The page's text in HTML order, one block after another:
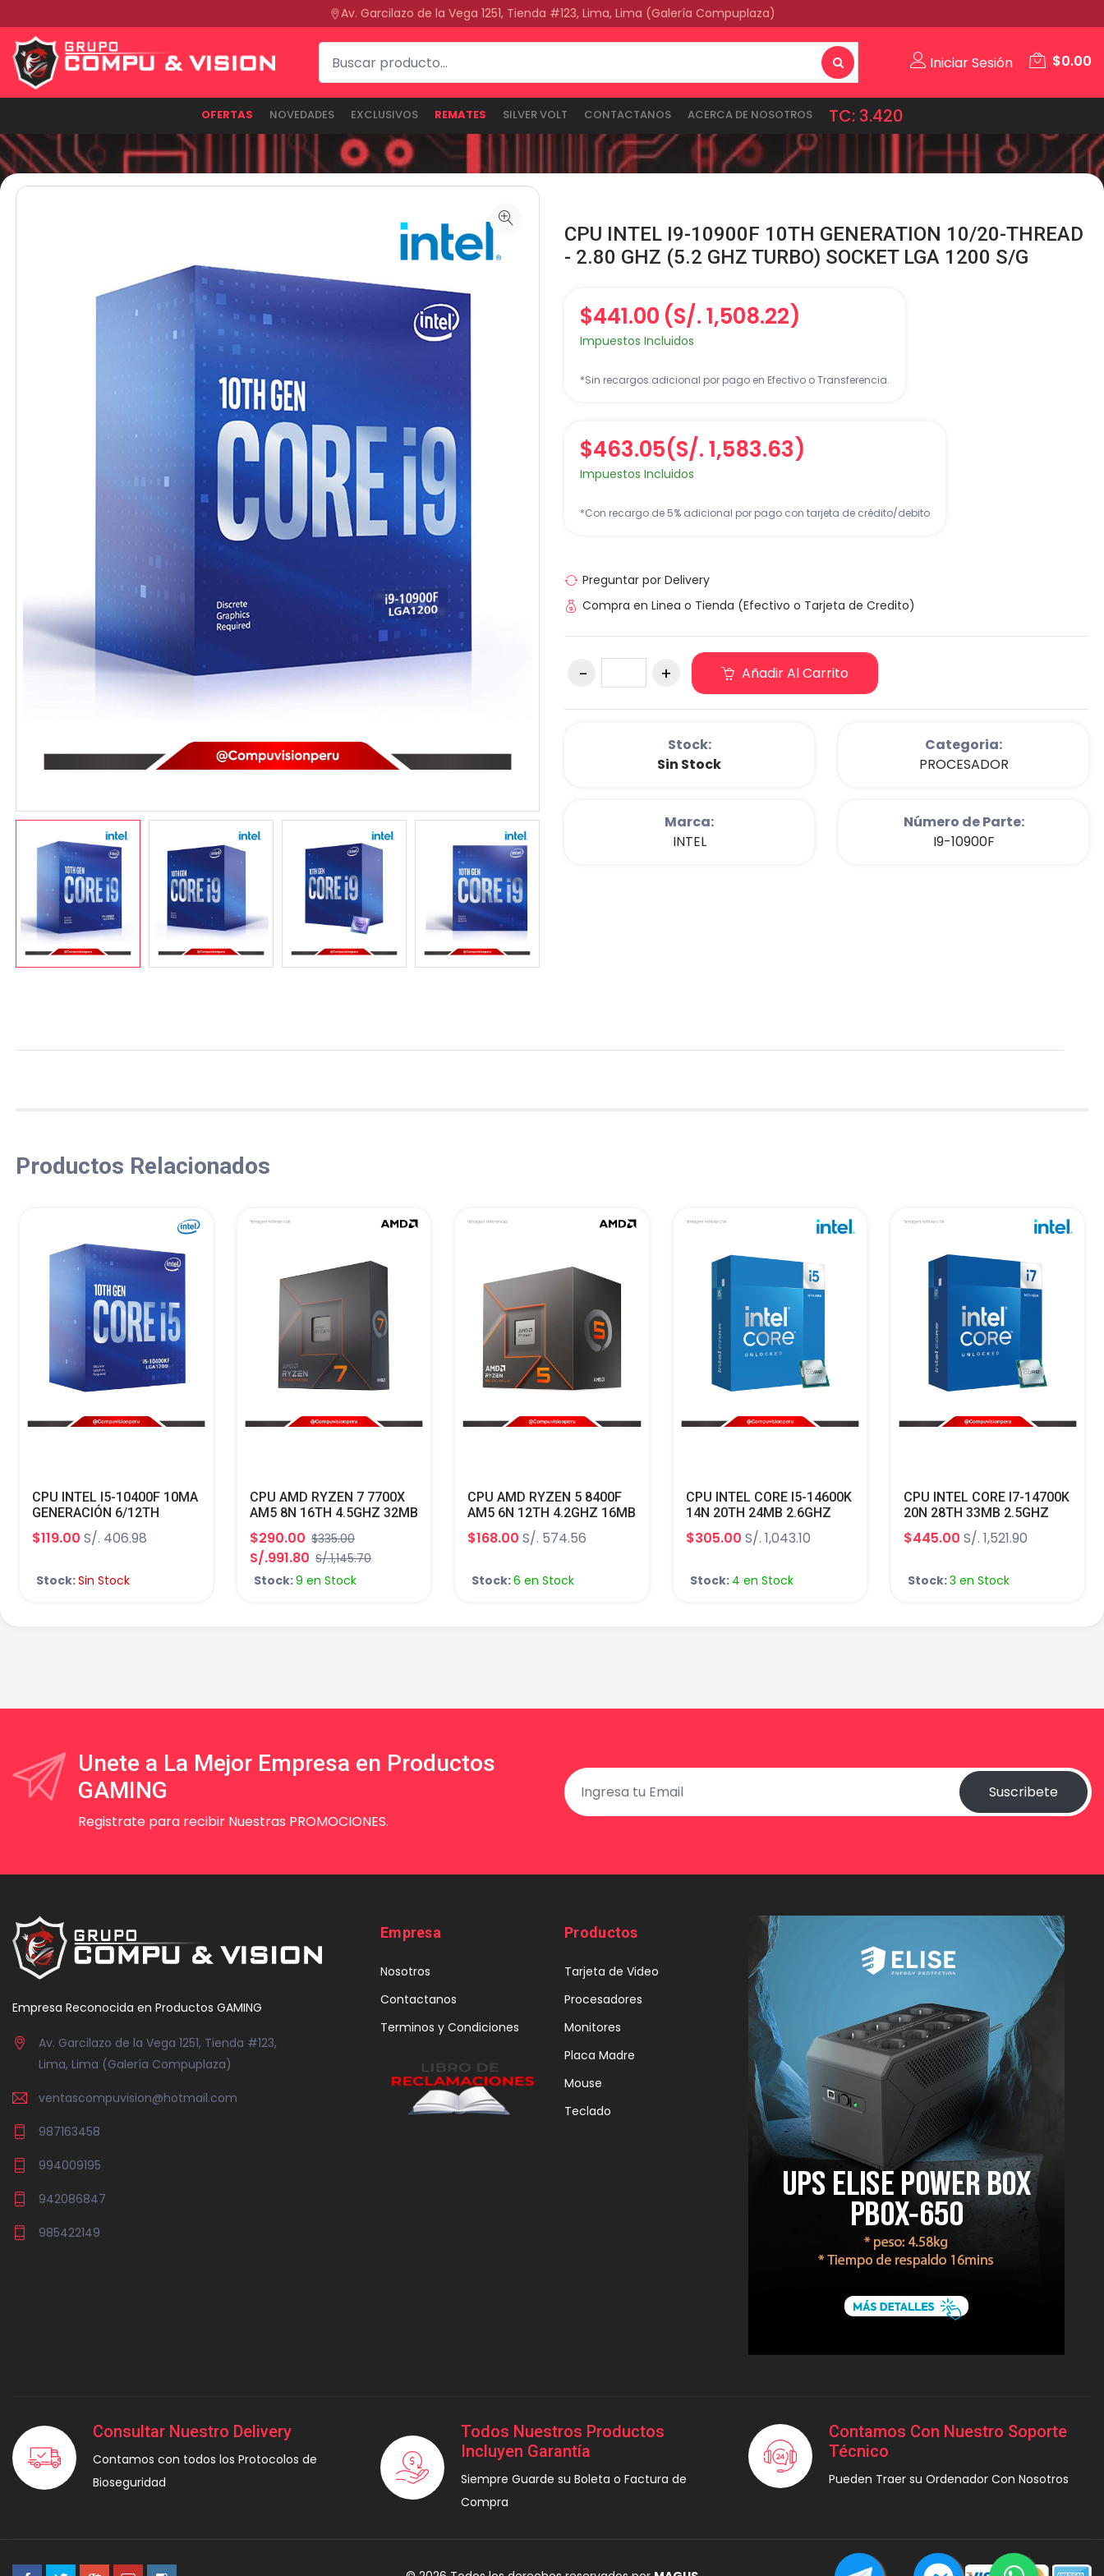
Av. Garcilazo de la Vega 1251, Tienda #123, Lima, Lima (Galería Compuplaza)
Iniciar Sesión $0.00
OFERTAS NOVEDADES EXCLUSIVOS REMATES SILVER VOLT CONTACTANOS ACERCA DE NOSOTROS TC: 3.420
CPU INTEL I9-10900F 10TH GENERATION 10/20-THREAD
- 2.80 GHZ (5.2 GHZ TURBO) SOCKET LGA 1200 S/G
$441.00 (S/. 1,508.22)
Impuestos Incluidos
*Sin recargos adicional por pago en Efectivo o Transferencia.
$463.05(S/. 1,583.63)
Impuestos Incluidos
*Con recargo de 5% adicional por pago con tarjeta de crédito/debito
Preguntar por Delivery
Compra en Linea o Tienda (Efectivo o Tarjeta de Credito)
Añadir Al Carrito
Stock:
Sin Stock
Categoria:
PROCESADOR
Marca:
INTEL
Número de Parte:
I9-10900F
Productos Relacionados
CPU INTEL I5-10400F 10MA
GENERACIÓN 6/12TH
2.90GHZ TURBO CORE
4.30GHZ 65W S/G LGA 1200
$119.00 S/. 406.98
Stock:Sin Stock
CPU AMD RYZEN 7 7700X
AM5 8N 16TH 4.5GHZ 32MB
AMD RADEON GRAPHICS
TURBO CORE 5.4GHZ
S/COOLER
$290.00 $335.00
S/.991.80 S/.1,145.70
Stock:9 en Stock
CPU AMD RYZEN 5 8400F
AM5 6N 12TH 4.2GHZ 16MB
TURBO CORE 4.7GHZ S/G
TDP 65W
$168.00 S/. 574.56
Stock:6 en Stock
CPU INTEL CORE I5-14600K
14N 20TH 24MB 2.6GHZ
LGA 1700 C/INTEL UHD
GRAPHICS 770 TURBO
(14th Gen)
$305.00 S/. 1,043.10
Stock: 4 en Stock
CPU INTEL CORE I7-14700K
20N 28TH 33MB 2.5GHZ
LGA 1700 C/INTEL UHD
GRAPHICS 770 TURBO
(14th Gen)
$445.00 S/. 1,521.90
Stock:3 en Stock
Unete a La Mejor Empresa en Productos
GAMING
Registrate para recibir Nuestras PROMOCIONES.
Suscribete
Empresa Reconocida en Productos GAMING
Av. Garcilazo de la Vega 1251, Tienda #123,
Lima, Lima (Galería Compuplaza)
ventascompuvision@hotmail.com
987163458
994009195
942086847
985422149
Empresa
Nosotros
Contactanos
Terminos y Condiciones
Productos
Tarjeta de Video
Procesadores
Monitores
Placa Madre
Mouse
Teclado
Consultar Nuestro Delivery
Contamos con todos los Protocolos de
Bioseguridad
Todos Nuestros Productos
Incluyen Garantía
Siempre Guarde su Boleta o Factura de
Compra
Contamos Con Nuestro Soporte
Técnico
Pueden Traer su Ordenador Con Nosotros